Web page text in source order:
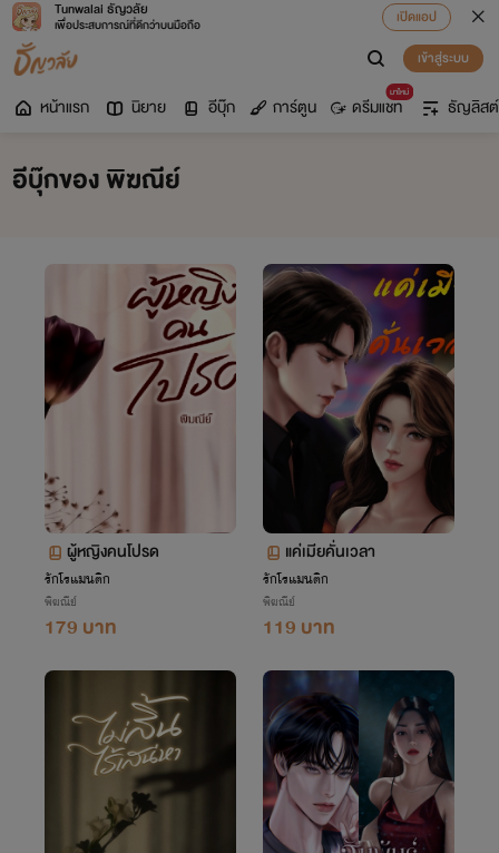
Tunwalai ธัญวลัย
เพื่อประสบการณ์ที่ดีกว่าบนมือถือ
เปิดแอป
เข้าสู่ระบบ
หน้าแรก นิยาย อีบุ๊ก การ์ตูน
มาใหม่
ดรีมแชท ธัญลิสต์
อีบุ๊กของ พิฆณีย์
ผู้หญิงคนโปรด
รักโรแมนติก
พิฆณีย์
179 บาท
แค่เมียคั่นเวลา
รักโรแมนติก
พิฆณีย์
119 บาท